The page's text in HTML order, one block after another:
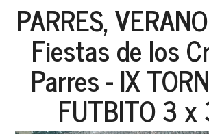
PARRES,
Fiestas de los
Parres - IX
FUTBITO 3 x